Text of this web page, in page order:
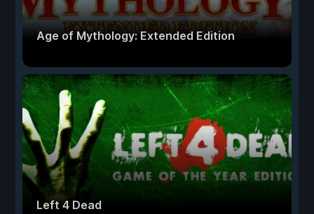
Age of Mythology: Extended Edition
Left 4 Dead